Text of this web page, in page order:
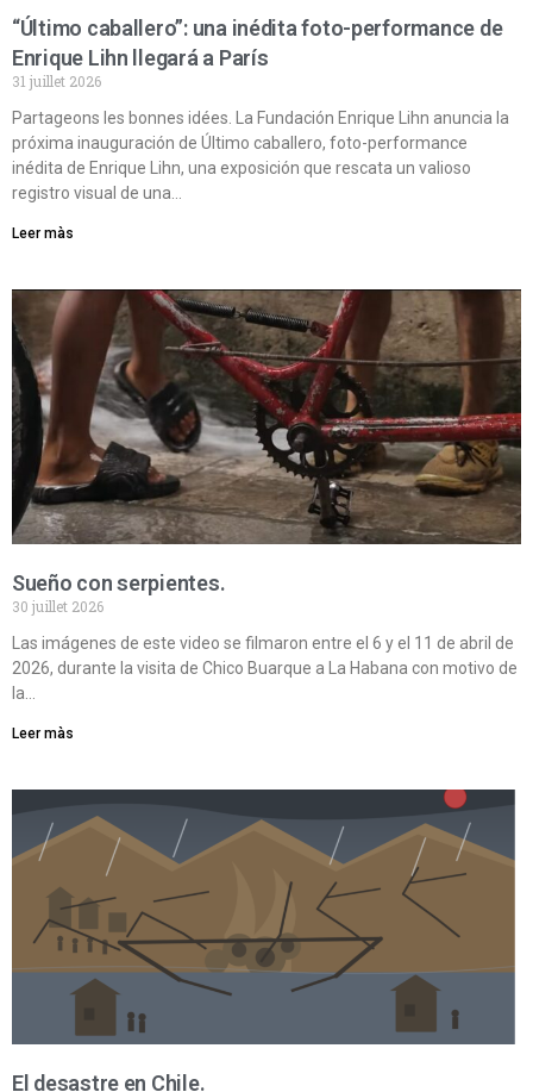
“Último caballero”: una inédita foto-performance de
Enrique Lihn llegará a París
31 juillet 2026
Partageons les bonnes idées. La Fundación Enrique Lihn anuncia la
próxima inauguración de Último caballero, foto-performance
inédita de Enrique Lihn, una exposición que rescata un valioso
registro visual de una…
Leer màs
Sueño con serpientes.
30 juillet 2026
Las imágenes de este video se filmaron entre el 6 y el 11 de abril de
2026, durante la visita de Chico Buarque a La Habana con motivo de
la…
Leer màs
El desastre en Chile.